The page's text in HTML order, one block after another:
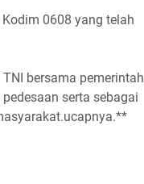
0608 yang telah
bersama pemerintah
serta sebagai